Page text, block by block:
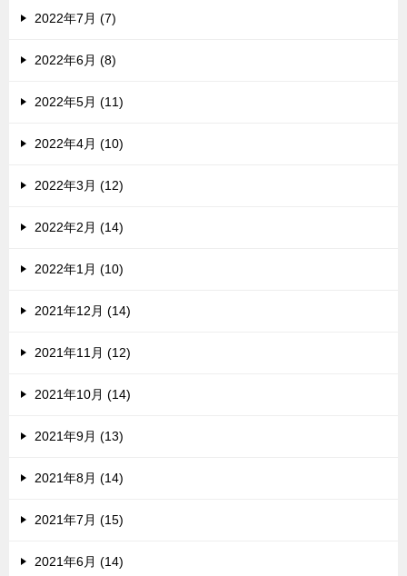
2022年7月 (7)
2022年6月 (8)
2022年5月 (11)
2022年4月 (10)
2022年3月 (12)
2022年2月 (14)
2022年1月 (10)
2021年12月 (14)
2021年11月 (12)
2021年10月 (14)
2021年9月 (13)
2021年8月 (14)
2021年7月 (15)
2021年6月 (14)